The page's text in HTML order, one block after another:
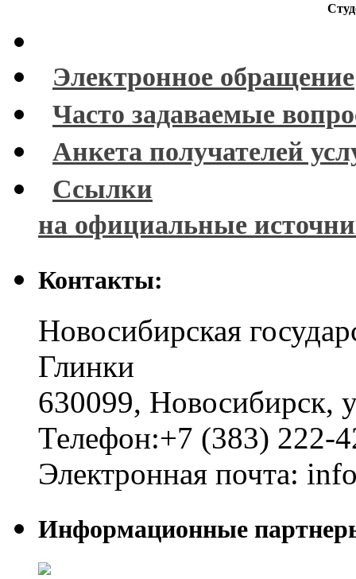
Электронное обращение
Часто задаваемые
Анкета получателей
Ссылки
на официальные
Контакты:
Новосибирская
Глинки
630099, Новосибирск,
Телефон:+7 (383) 222-
Электронная почта:
Информационные